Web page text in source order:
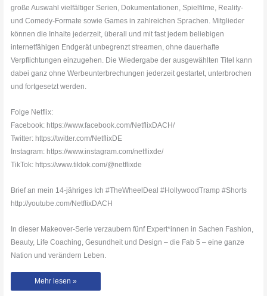
große Auswahl vielfältiger Serien, Dokumentationen, Spielfilme, Reality-
und Comedy-Formate sowie Games in zahlreichen Sprachen. Mitglieder
können die Inhalte jederzeit, überall und mit fast jedem beliebigen
internetfähigen Endgerät unbegrenzt streamen, ohne dauerhafte
Verpflichtungen einzugehen. Die Wiedergabe der ausgewählten Titel kann
dabei ganz ohne Werbeunterbrechungen jederzeit gestartet, unterbrochen
und fortgesetzt werden.
Folge Netflix:
Facebook: https://www.facebook.com/NetflixDACH/
Twitter: https://twitter.com/NetflixDE
Instagram: https://www.instagram.com/netflixde/
TikTok: https://www.tiktok.com/@netflixde
Brief an mein 14-jähriges Ich #TheWheelDeal #HollywoodTramp #Shorts
http://youtube.com/NetflixDACH
In dieser Makeover-Serie verzaubern fünf Expert*innen in Sachen Fashion,
Beauty, Life Coaching, Gesundheit und Design – die Fab 5 – eine ganze
Nation und verändern Leben.
Brief
Mehr lesen »